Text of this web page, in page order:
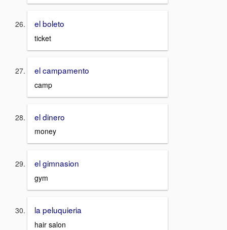
el boleto
ticket
el campamento
camp
el dinero
money
el gimnasion
gym
la peluquieria
hair salon